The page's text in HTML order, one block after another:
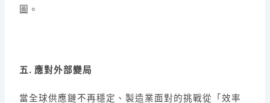
圖。
五. 應對外部變局
當全球供應鏈不再穩定、製造業面對的挑戰從「效率